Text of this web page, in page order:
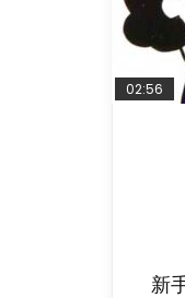
02:56
新